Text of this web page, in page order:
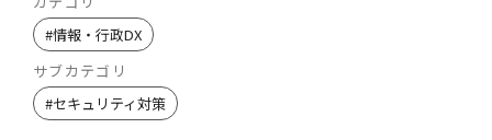
#情報・行政DX
サブカテゴリ
#セキュリティ対策